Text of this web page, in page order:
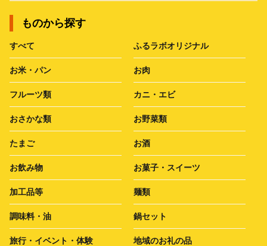
ものから探す
すべて ふるラボオリジナル
お米・パン お肉
フルーツ類 カニ・エビ
おさかな類 お野菜類
たまご お酒
お飲み物 お菓子・スイーツ
加工品等 麺類
調味料・油 鍋セット
旅行・イベント・体験 地域のお礼の品